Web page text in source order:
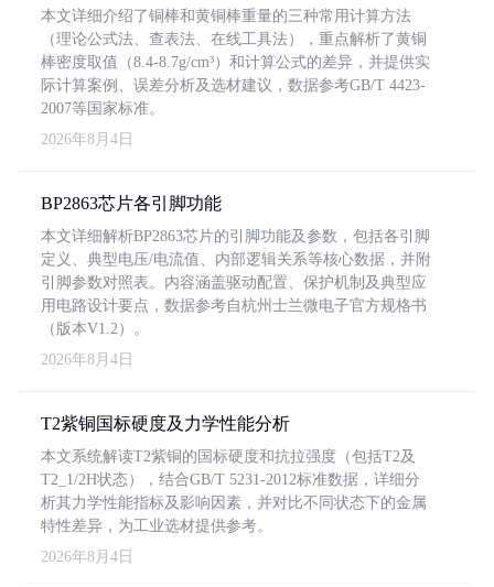
本文详细介绍了铜棒和黄铜棒重量的三种常用计算方法
（理论公式法、查表法、在线工具法），重点解析了黄铜
棒密度取值（8.4-8.7g/cm³）和计算公式的差异，并提供实
际计算案例、误差分析及选材建议，数据参考GB/T 4423-
2007等国家标准。
2026年8月4日
BP2863芯片各引脚功能
本文详细解析BP2863芯片的引脚功能及参数，包括各引脚
定义、典型电压/电流值、内部逻辑关系等核心数据，并附
引脚参数对照表。内容涵盖驱动配置、保护机制及典型应
用电路设计要点，数据参考自杭州士兰微电子官方规格书
（版本V1.2）。
2026年8月4日
T2紫铜国标硬度及力学性能分析
本文系统解读T2紫铜的国标硬度和抗拉强度（包括T2及
T2_1/2H状态），结合GB/T 5231-2012标准数据，详细分
析其力学性能指标及影响因素，并对比不同状态下的金属
特性差异，为工业选材提供参考。
2026年8月4日